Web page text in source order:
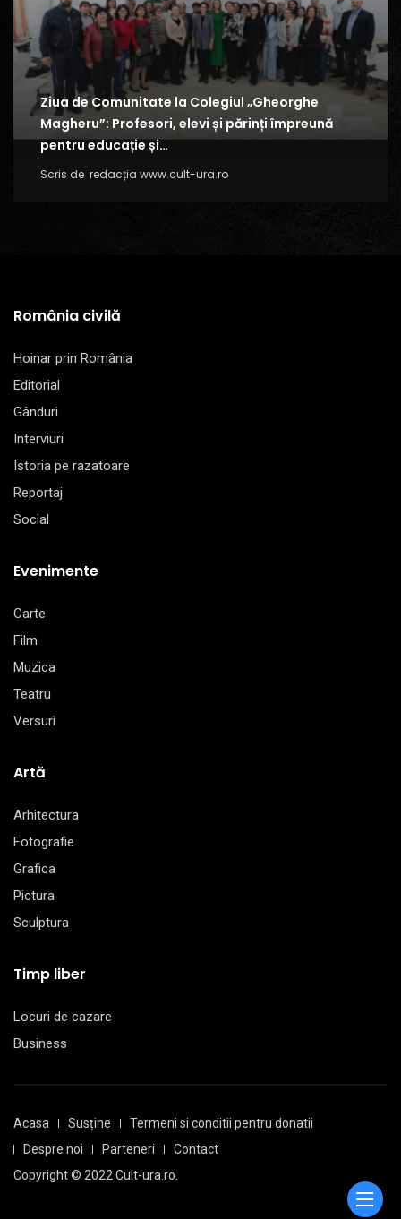
Ziua de Comunitate la Colegiul „Gheorghe
Magheru”: Profesori, elevi și părinți împreună
pentru educație și…
Scris de redacția www.cult-ura.ro
România civilă
Hoinar prin România
Editorial
Gânduri
Interviuri
Istoria pe razatoare
Reportaj
Social
Evenimente
Carte
Film
Muzica
Teatru
Versuri
Artă
Arhitectura
Fotografie
Grafica
Pictura
Sculptura
Timp liber
Locuri de cazare
Business
Acasa Susține
Termeni si conditii pentru donatii
Despre noi
Parteneri
Contact
Copyright © 2022 Cult-ura.ro.